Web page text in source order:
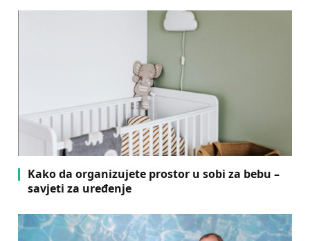
Kako da organizujete prostor u sobi za bebu –
savjeti za uređenje